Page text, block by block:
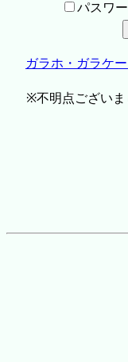
パスワ
ガラホ・ガラケ
※不明点ございま